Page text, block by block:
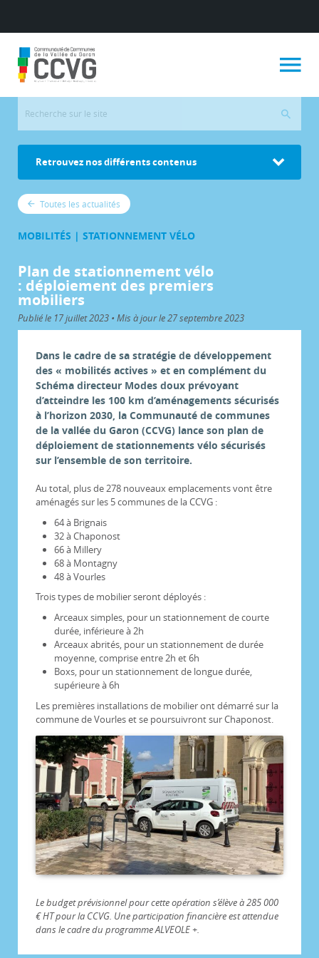
Retrouvez nos différents contenus
Toutes les actualités
MOBILITÉS | STATIONNEMENT VÉLO
Plan de stationnement vélo
: déploiement des premiers
mobiliers
Publié le 17 juillet 2023 • Mis à jour le 27 septembre 2023
Dans le cadre de sa stratégie de développement
des « mobilités actives » et en complément du
Schéma directeur Modes doux prévoyant
d’atteindre les 100 km d’aménagements sécurisés
à l’horizon 2030, la Communauté de communes
de la vallée du Garon (CCVG) lance son plan de
déploiement de stationnements vélo sécurisés
sur l’ensemble de son territoire.
Au total, plus de 278 nouveaux emplacements vont être
aménagés sur les 5 communes de la CCVG :
64 à Brignais
32 à Chaponost
66 à Millery
68 à Montagny
48 à Vourles
Trois types de mobilier seront déployés :
Arceaux simples, pour un stationnement de courte
durée, inférieure à 2h
Arceaux abrités, pour un stationnement de durée
moyenne, comprise entre 2h et 6h
Boxs, pour un stationnement de longue durée,
supérieure à 6h
Les premières installations de mobilier ont démarré sur la
commune de Vourles et se poursuivront sur Chaponost.
Le budget prévisionnel pour cette opération s’élève à 285 000
€ HT pour la CCVG. Une participation financière est attendue
dans le cadre du programme ALVEOLE +.